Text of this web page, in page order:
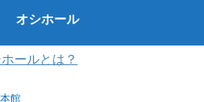
オシホール
ールとは？
館